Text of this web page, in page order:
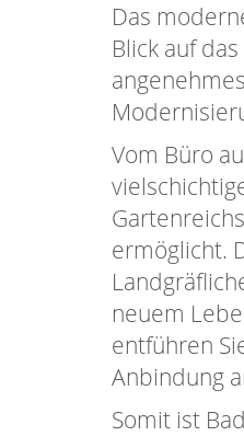
Das
Blick auf
Vom Büro
ermöglicht.
neuem
entführen
Anbindung
Somit ist